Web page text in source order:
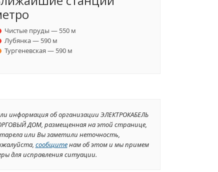
Чистые пруды — 550 м
Лубянка — 590 м
Тургеневская — 590 м
информация об организации ЭЛЕКТРОКАБЕЛЬ
ДОМ, размещенная на этой странице,
или Вы заметили неточность,
сообщитенам об этом и мы примем
для исправления ситуации.